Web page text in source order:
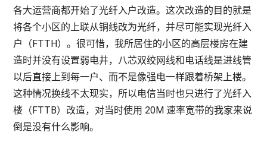
各大运营商都开始了光纤入户改造。这次改造的目的就是
将各个小区的上联从铜线改为光纤，并尽可能实现光纤入
户（FTTH）。很可惜，我所居住的小区的高层楼房在建
造时并没有设置弱电井，八芯双绞网线和电话线是进线管
以后直接上到每一户、而不是像强电一样跟着桥架上楼。
这种情况换线不太现实，所以电信当时也只进行了光纤入
楼（FTTB）改造，对当时使用 20M 速率宽带的我家来说
倒是没有什么影响。